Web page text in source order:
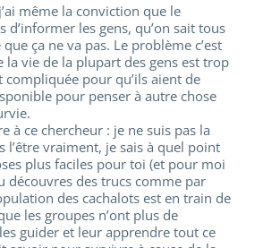
même la conviction que le
d’informer les gens, qu’on sait tous
ça ne va pas. Le problème c’est
la vie de la plupart des gens est trop
pour qu’ils aient de
pour penser à autre chose
à ce chercheur : je ne suis pas la
l’être vraiment, je sais à quel point
plus faciles pour toi (et pour moi
découvres des trucs comme par
des cachalots est en train de
les groupes n’ont plus de
guider et leur apprendre tout ce